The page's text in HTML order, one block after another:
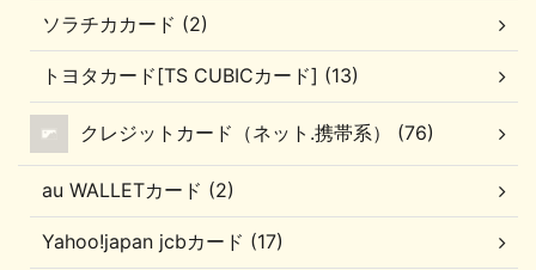
ソラチカカード (2)
トヨタカード[TS CUBICカード] (13)
クレジットカード（ネット.携帯系） (76)
au WALLETカード (2)
Yahoo!japan jcbカード (17)